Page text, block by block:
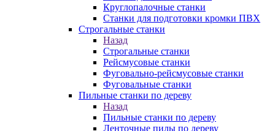
Круглопалочные станки
Станки для подготовки кромки ПВХ
Строгальные станки
Назад
Строгальные станки
Рейсмусовые станки
Фуговально-рейсмусовые станки
Фуговальные станки
Пильные станки по дереву
Назад
Пильные станки по дереву
Ленточные пилы по дереву